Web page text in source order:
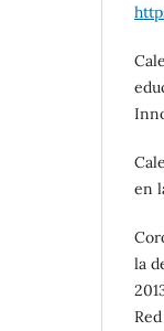
en
la